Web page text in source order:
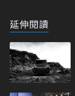
延伸閱讀